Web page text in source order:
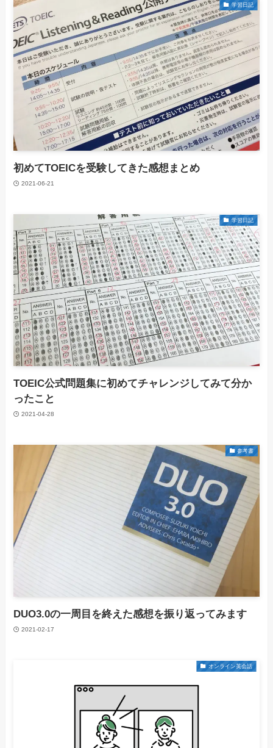
学習日記
初めてTOEICを受験してきた感想まとめ
2021-06-21
学習日記
TOEIC公式問題集に初めてチャレンジしてみて分か
ったこと
2021-04-28
参考書
DUO3.0の一周目を終えた感想を振り返ってみます
2021-02-17
オンライン英会話